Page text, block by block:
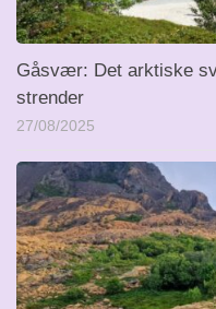
Gåsvær: Det arktiske
strender
27/08/2025